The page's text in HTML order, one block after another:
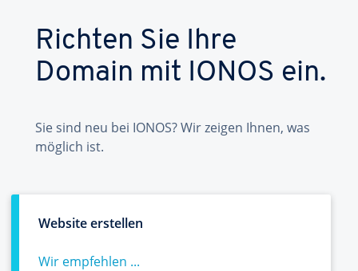
Richten Sie Ihre
Domain mit IONOS ein.
Sie sind neu bei IONOS? Wir zeigen Ihnen, was
möglich ist.
Website erstellen
Wir empfehlen ...